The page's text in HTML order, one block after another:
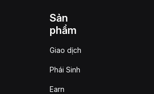
Sản
phẩm
Giao dịch
Phái Sinh
Earn